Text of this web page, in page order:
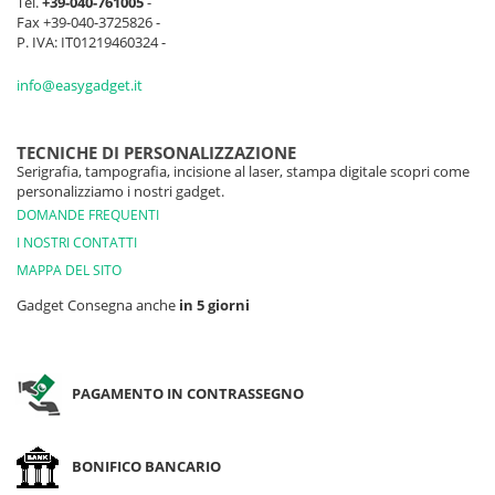
Fax +39-040-3725826 -
P. IVA: IT01219460324 -
info@easygadget.it
TECNICHE DI PERSONALIZZAZIONE
Serigrafia, tampografia, incisione al laser, stampa digitale scopri come
personalizziamo i nostri gadget.
DOMANDE FREQUENTI
I NOSTRI CONTATTI
MAPPA DEL SITO
Gadget Consegna anche in 5 giorni
PAGAMENTO IN CONTRASSEGNO
BONIFICO BANCARIO